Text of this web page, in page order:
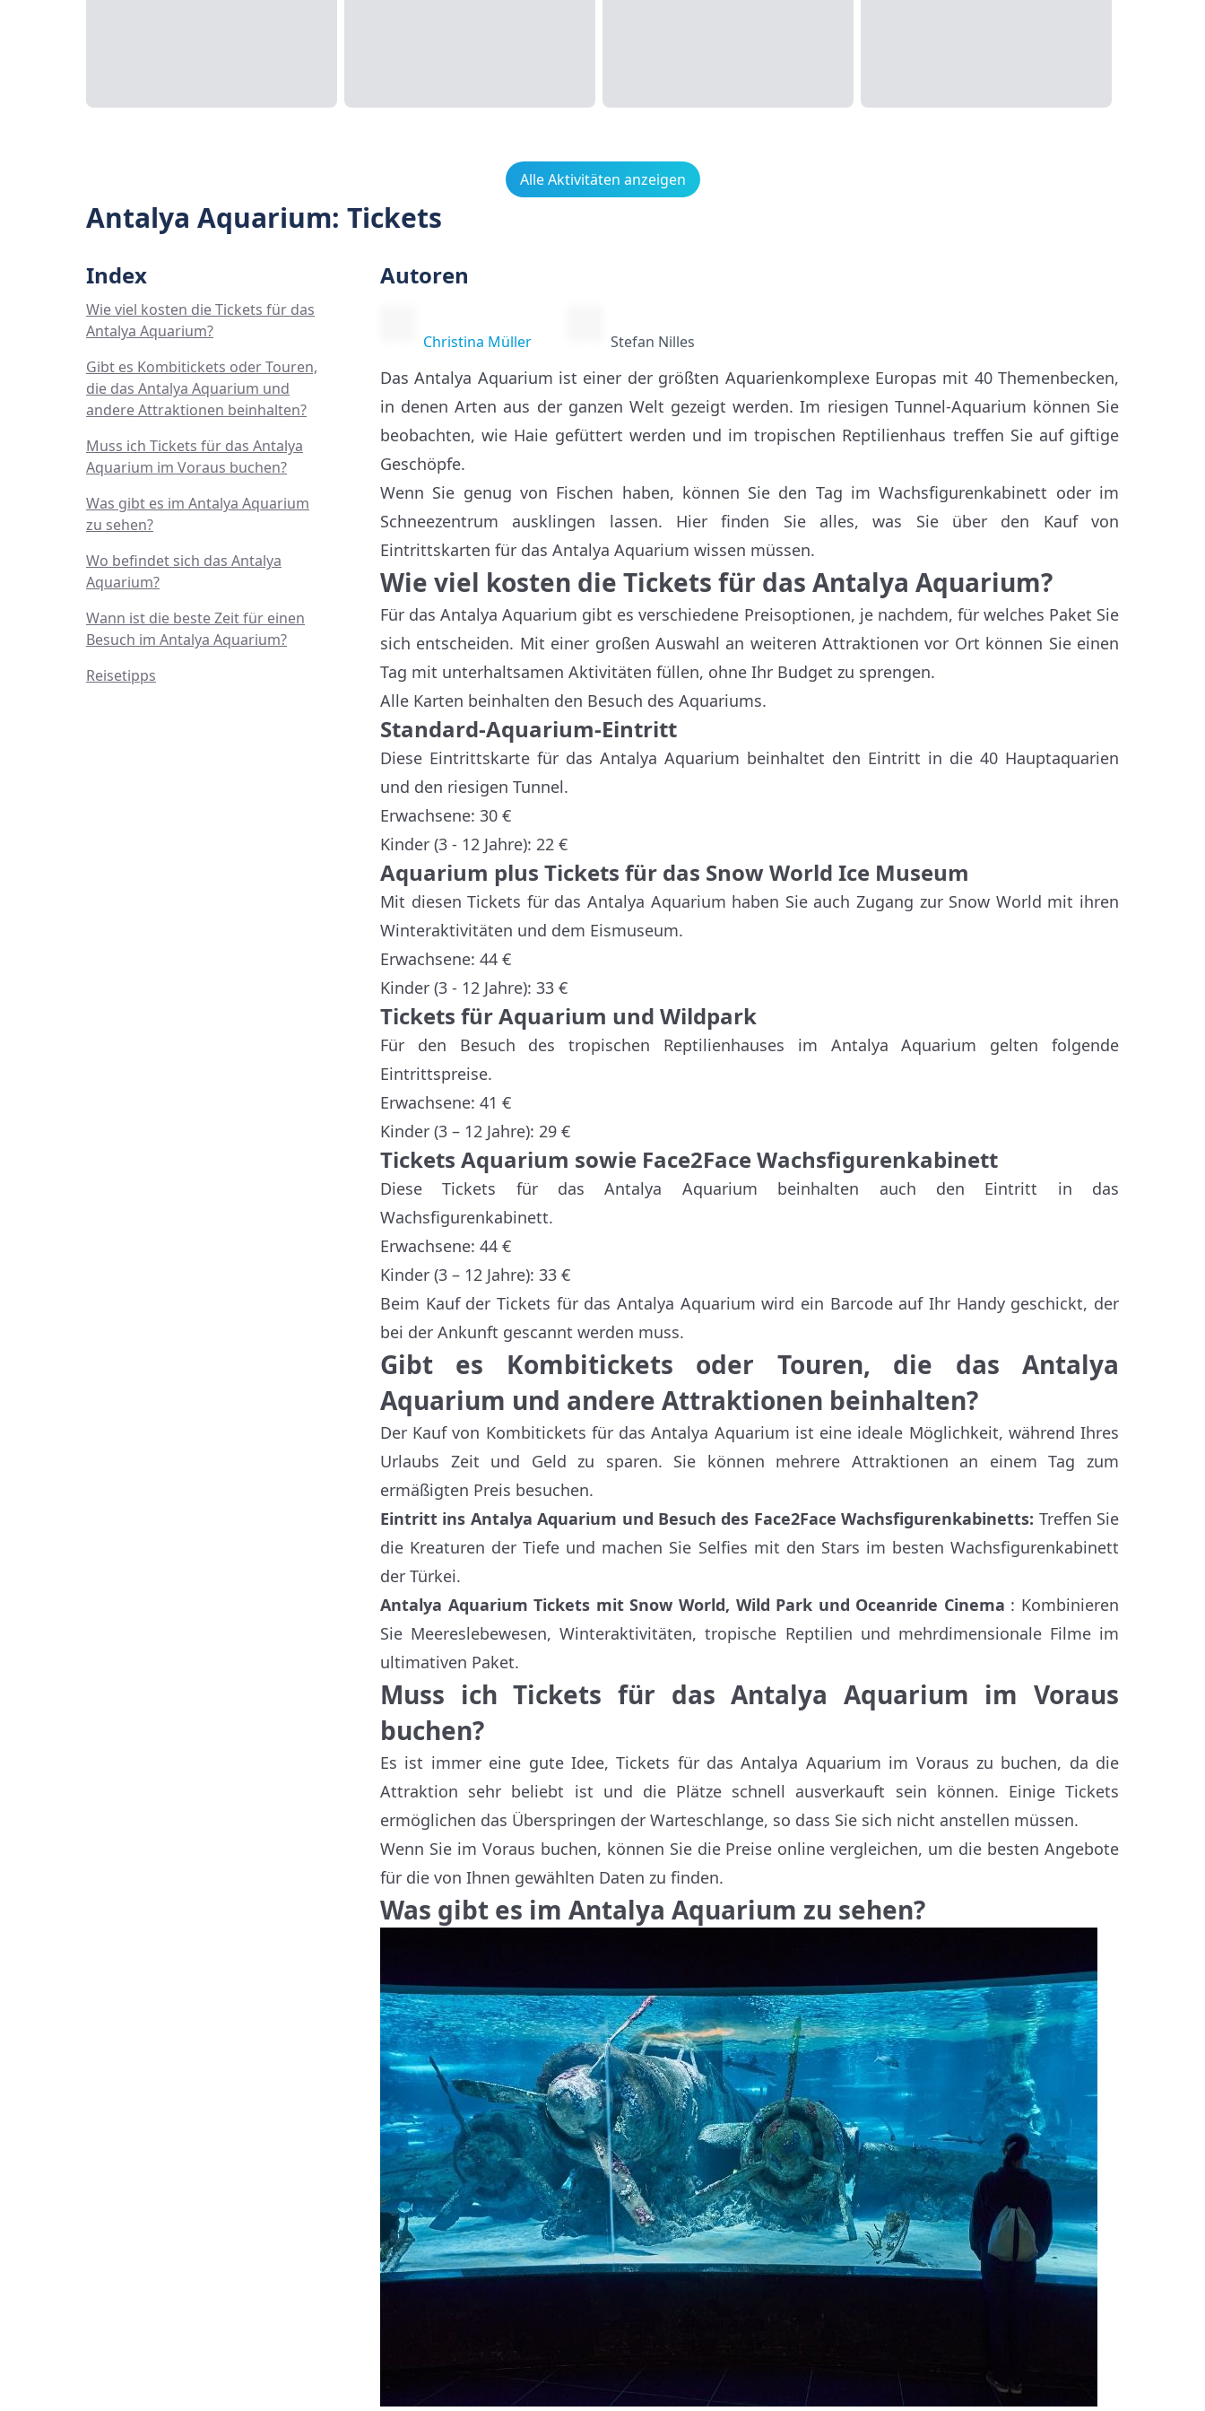
Alle Aktivitäten anzeigen
Antalya Aquarium: Tickets
Index
Wie viel kosten die Tickets für das
Antalya Aquarium?
Gibt es Kombitickets oder Touren,
die das Antalya Aquarium und
andere Attraktionen beinhalten?
Muss ich Tickets für das Antalya
Aquarium im Voraus buchen?
Was gibt es im Antalya Aquarium
zu sehen?
Wo befindet sich das Antalya
Aquarium?
Wann ist die beste Zeit für einen
Besuch im Antalya Aquarium?
Reisetipps
Autoren
Christina Müller Stefan Nilles
Das Antalya Aquarium ist einer der größten Aquarienkomplexe Europas mit 40 Themenbecken,
in denen Arten aus der ganzen Welt gezeigt werden. Im riesigen Tunnel-Aquarium können Sie
beobachten, wie Haie gefüttert werden und im tropischen Reptilienhaus treffen Sie auf giftige
Geschöpfe.
Wenn Sie genug von Fischen haben, können Sie den Tag im Wachsfigurenkabinett oder im
Schneezentrum ausklingen lassen. Hier finden Sie alles, was Sie über den Kauf von
Eintrittskarten für das Antalya Aquarium wissen müssen.
Wie viel kosten die Tickets für das Antalya Aquarium?
Für das Antalya Aquarium gibt es verschiedene Preisoptionen, je nachdem, für welches Paket Sie
sich entscheiden. Mit einer großen Auswahl an weiteren Attraktionen vor Ort können Sie einen
Tag mit unterhaltsamen Aktivitäten füllen, ohne Ihr Budget zu sprengen.
Alle Karten beinhalten den Besuch des Aquariums.
Standard-Aquarium-Eintritt
Diese Eintrittskarte für das Antalya Aquarium beinhaltet den Eintritt in die 40 Hauptaquarien
und den riesigen Tunnel.
Erwachsene: 30 €
Kinder (3 - 12 Jahre): 22 €
Aquarium plus Tickets für das Snow World Ice Museum
Mit diesen Tickets für das Antalya Aquarium haben Sie auch Zugang zur Snow World mit ihren
Winteraktivitäten und dem Eismuseum.
Erwachsene: 44 €
Kinder (3 - 12 Jahre): 33 €
Tickets für Aquarium und Wildpark
Für den Besuch des tropischen Reptilienhauses im Antalya Aquarium gelten folgende
Eintrittspreise.
Erwachsene: 41 €
Kinder (3 – 12 Jahre): 29 €
Tickets Aquarium sowie Face2Face Wachsfigurenkabinett
Diese Tickets für das Antalya Aquarium beinhalten auch den Eintritt in das
Wachsfigurenkabinett.
Erwachsene: 44 €
Kinder (3 – 12 Jahre): 33 €
Beim Kauf der Tickets für das Antalya Aquarium wird ein Barcode auf Ihr Handy geschickt, der
bei der Ankunft gescannt werden muss.
Gibt es Kombitickets oder Touren, die das Antalya
Aquarium und andere Attraktionen beinhalten?
Der Kauf von Kombitickets für das Antalya Aquarium ist eine ideale Möglichkeit, während Ihres
Urlaubs Zeit und Geld zu sparen. Sie können mehrere Attraktionen an einem Tag zum
ermäßigten Preis besuchen.
Eintritt ins Antalya Aquarium und Besuch des Face2Face Wachsfigurenkabinetts: Treffen Sie
die Kreaturen der Tiefe und machen Sie Selfies mit den Stars im besten Wachsfigurenkabinett
der Türkei.
Antalya Aquarium Tickets mit Snow World, Wild Park und Oceanride Cinema : Kombinieren
Sie Meereslebewesen, Winteraktivitäten, tropische Reptilien und mehrdimensionale Filme im
ultimativen Paket.
Muss ich Tickets für das Antalya Aquarium im Voraus
buchen?
Es ist immer eine gute Idee, Tickets für das Antalya Aquarium im Voraus zu buchen, da die
Attraktion sehr beliebt ist und die Plätze schnell ausverkauft sein können. Einige Tickets
ermöglichen das Überspringen der Warteschlange, so dass Sie sich nicht anstellen müssen.
Wenn Sie im Voraus buchen, können Sie die Preise online vergleichen, um die besten Angebote
für die von Ihnen gewählten Daten zu finden.
Was gibt es im Antalya Aquarium zu sehen?